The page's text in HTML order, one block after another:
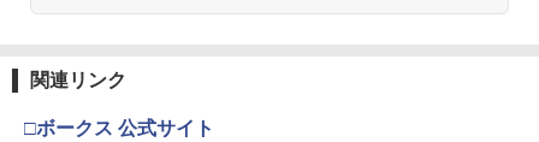
関連リンク
□ボークス 公式サイト